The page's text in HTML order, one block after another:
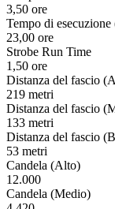
3,50 ore
Tempo di esecuzione
23,00 ore
Strobe Run Time
1,50 ore
Distanza del fascio
219 metri
Distanza del fascio
133 metri
Distanza del fascio
53 metri
Candela (Alto)
12.000
Candela (Medio)